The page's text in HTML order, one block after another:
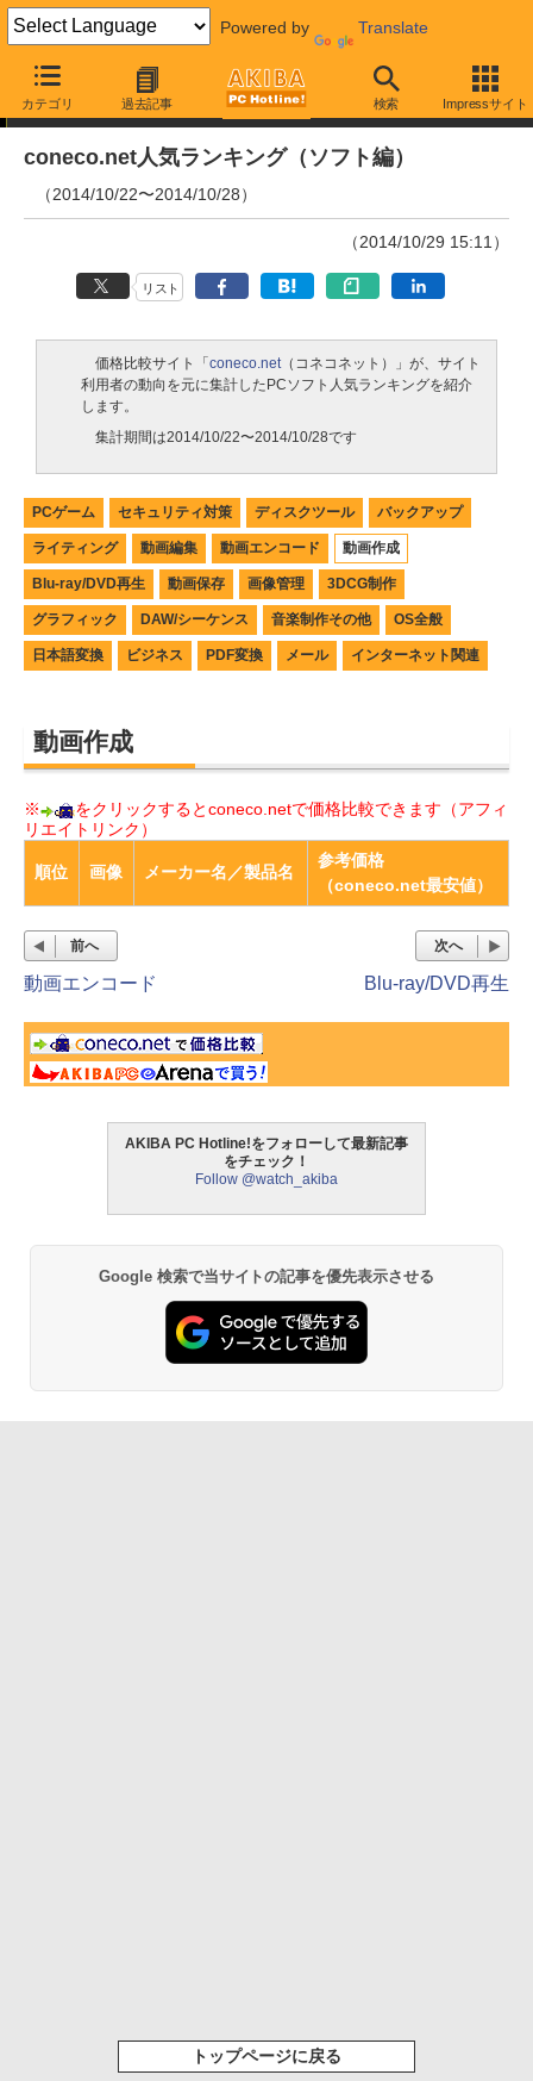
Powered by Translate
カテゴリ 過去記事 検索 Impressサイト
ランキング
coneco.net人気ランキング（ソフト編）
（2014/10/22〜2014/10/28）
（2014/10/29 15:11）
リスト
価格比較サイト「 coneco.net（コネコネット）」が、サイト
利用者の動向を元に集計したPCソフト人気ランキングを紹介
します。
集計期間は2014/10/22〜2014/10/28です
PCゲーム セキュリティ対策 ディスクツール バックアップ
ライティング 動画編集 動画エンコード 動画作成
Blu-ray/DVD再生 動画保存 画像管理 3DCG制作
グラフィック DAW/シーケンス 音楽制作その他 OS全般
日本語変換 ビジネス PDF変換 メール インターネット関連
動画作成
※
をクリックするとconeco.netで価格比較できます（アフィ
リエイトリンク）
順位 画像 メーカー名／製品名
参考価格
（coneco.net最安値）
前へ
動画エンコード
次へ
Blu-ray/DVD再生
AKIBA PC Hotline!をフォローして最新記事
をチェック！
Follow @watch_akiba
Google 検索で当サイトの記事を優先表示させる
トップページに戻る